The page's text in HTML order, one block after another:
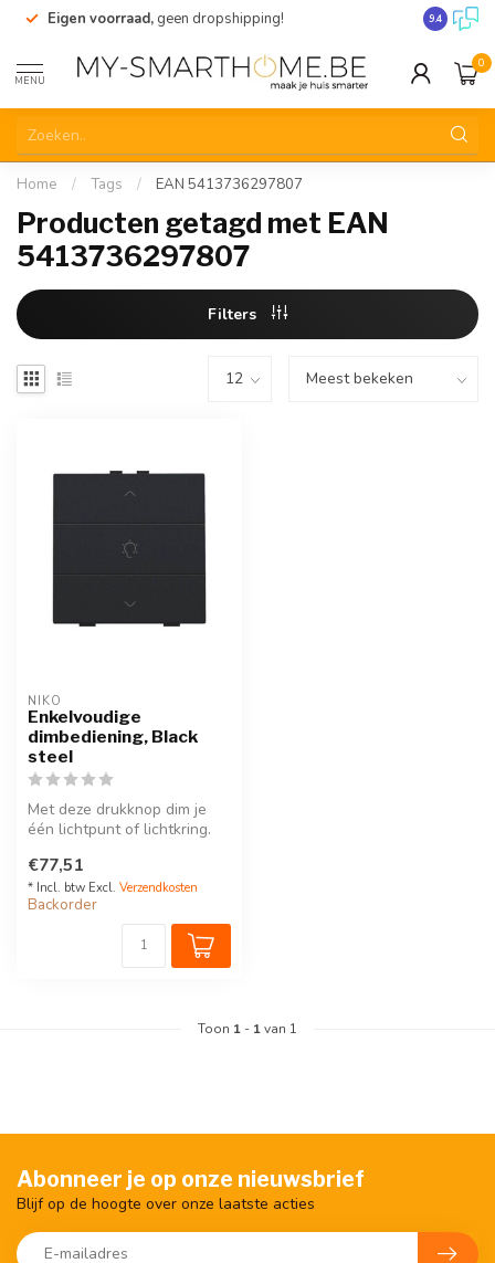
Eigen voorraad, geen dropshipping! 9.4
MENU
0
Home / Tags / EAN 5413736297807
Producten getagd met EAN
5413736297807
Filters
NIKO
Enkelvoudige
dimbediening, Black
steel
Met deze drukknop dim je
één lichtpunt of lichtkring.
€77,51
* Incl. btw Excl. Verzendkosten
Backorder
Toon 1 - 1van 1
Abonneer je op onze nieuwsbrief
Blijf op de hoogte over onze laatste acties